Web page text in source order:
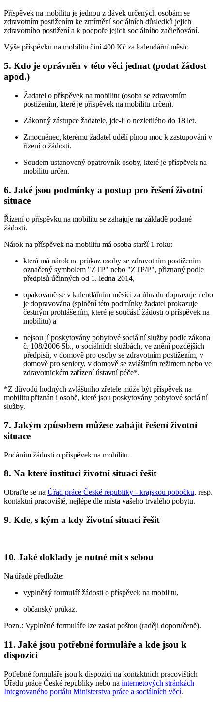
Příspěvek na mobilitu je jednou z dávek určených osobám se
zdravotním postižením ke zmírnění sociálních důsledků jejich
zdravotního postižení a k podpoře jejich sociálního začleňování.
Výše příspěvku na mobilitu činí 400 Kč za kalendářní měsíc.
5. Kdo je oprávněn v této věci jednat (podat žádost
apod.)
Žadatel o příspěvek na mobilitu (osoba se zdravotním
postižením, které je příspěvek na mobilitu určen).
Zákonný zástupce žadatele, jde-li o nezletilého do 18 let.
Zmocněnec, kterému žadatel udělí plnou moc k zastupování v
řízení o žádosti.
Soudem ustanovený opatrovník osoby, které je příspěvek na
mobilitu určen.
6. Jaké jsou podmínky a postup pro řešení životní
situace
Řízení o příspěvku na mobilitu se zahajuje na základě podané
žádosti.
Nárok na příspěvek na mobilitu má osoba starší 1 roku:
která má nárok na průkaz osoby se zdravotním postižením
označený symbolem "ZTP" nebo "ZTP/P", přiznaný podle
předpisů účinných od 1. ledna 2014,
opakovaně se v kalendářním měsíci za úhradu dopravuje nebo
je dopravována (splnění této podmínky žadatel prokazuje
čestným prohlášením, které je součástí žádosti o příspěvek na
mobilitu) a
nejsou jí poskytovány pobytové sociální služby podle zákona
č. 108/2006 Sb., o sociálních službách, ve znění pozdějších
předpisů, v domově pro osoby se zdravotním postižením, v
domově pro seniory, v domově se zvláštním režimem nebo ve
zdravotnickém zařízení ústavní péče*.
*Z důvodů hodných zvláštního zřetele může být příspěvek na
mobilitu přiznán i osobě, které jsou poskytovány pobytové sociální
služby.
7. Jakým způsobem můžete zahájit řešení životní
situace
Podáním žádosti o příspěvek na mobilitu.
8. Na které instituci životní situaci řešit
Obraťte se na Úřad práce České republiky - krajskou pobočku, resp.
kontaktní pracoviště, nejlépe dle místa vašeho trvalého pobytu.
9. Kde, s kým a kdy životní situaci řešit
10. Jaké doklady je nutné mít s sebou
Na úřadě předložte:
vyplněný formulář žádosti o příspěvek na mobilitu,
občanský průkaz.
Pozn.: Vyplněné formuláře lze zaslat poštou (raději doporučeně).
11. Jaké jsou potřebné formuláře a kde jsou k
dispozici
Potřebné formuláře jsou k dispozici na kontaktních pracovištích
Úřadu práce České republiky nebo na internetových stránkách
Integrovaného portálu Ministerstva práce a sociálních věcí.